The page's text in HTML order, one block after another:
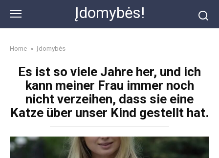
content
Įdomybės!
Home » Įdomybės
Es ist so viele Jahre her, und ich
kann meiner Frau immer noch
nicht verzeihen, dass sie eine
Katze über unser Kind gestellt hat.